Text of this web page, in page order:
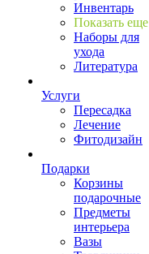
Инвентарь
Показать еще
Наборы для
ухода
Литература
Услуги
Пересадка
Лечение
Фитодизайн
Подарки
Корзины
подарочные
Предметы
интерьера
Вазы